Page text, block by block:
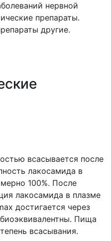
нервной
препараты.
другие.
всасывается после
лакосамида в
100%. После
лакосамида в плазме
достигается через
Пища
всасывания.